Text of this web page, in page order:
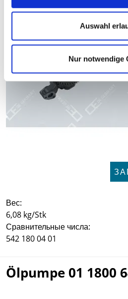
Auswahl
Nur notwendige
Вес:
6,08 kg/Stk
Сравнительные числа:
542 180 04 01
Ölpumpe 01 1800